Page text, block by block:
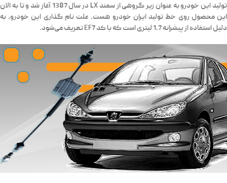
تولید این خودرو به عنوان زیر گروهی از سمند LX در سال 1387 آغاز شد و تا به الان
این محصول روی خط تولید ایران خودرو هست. علت نام گذاری این خودرو، به
دلیل استفاده از پیشرانه 1.7 لیتری است که با کد EF7 تعریف می‌شود.